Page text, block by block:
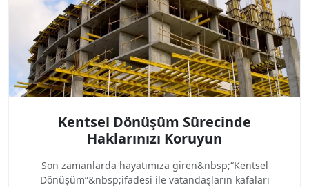
Kentsel Dönüşüm Sürecinde
Haklarınızı Koruyun
Son zamanlarda hayatımıza giren&nbsp;“Kentsel
Dönüşüm”&nbsp;ifadesi ile vatandaşların kafaları